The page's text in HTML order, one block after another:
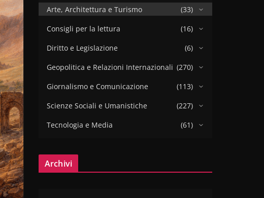
Arte, Architettura e Turismo
(33)
Consigli per la lettura
(16)
Diritto e Legislazione
(6)
Geopolitica e Relazioni Internazionali (270)
Giornalismo e Comunicazione
(113)
Scienze Sociali e Umanistiche
(227)
Tecnologia e Media
(61)
Archivi